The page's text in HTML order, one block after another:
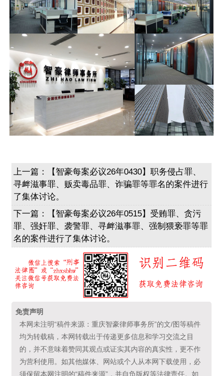
上一篇：
【智豪每案必议26年0430】职务侵占罪、
寻衅滋事罪、贩卖毒品罪、诈骗罪等罪名的案件进行
了集体讨论。
下一篇：
【智豪每案必议26年0515】受贿罪、贪污
罪、强奸罪、袭警罪、寻衅滋事罪、强制猥亵罪等罪
名的案件进行了集体讨论。
免责声明
本网未注明“稿件来源：重庆智豪律师事务所”的文/图等稿件
均为转载稿，本网转载出于传递更多信息和学习交流之目
的，并不意味着赞同其观点或证实其内容的真实性，更不作
为营利使用。如其他媒体、网站或个人从本网下载使用，必
须保留本网注明的“稿件来源”，并自负版权等法律责任。如